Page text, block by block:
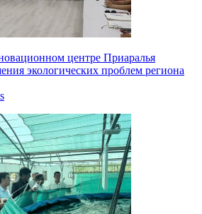
центре Приаралья
экологических проблем региона